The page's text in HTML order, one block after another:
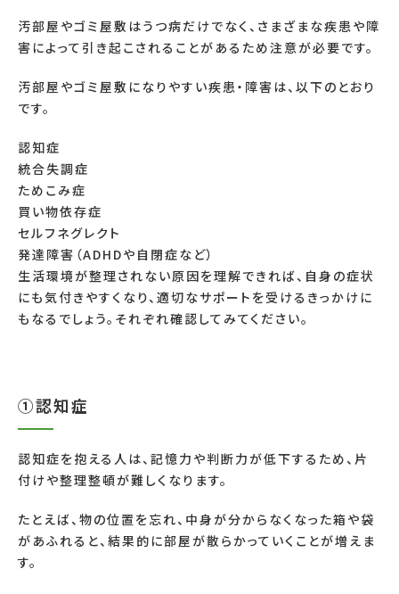
汚部屋やゴミ屋敷はうつ病だけでなく、さまざまな疾患や障
害によって引き起こされることがあるため注意が必要です。
汚部屋やゴミ屋敷になりやすい疾患・障害は、以下のとおり
です。
認知症
統合失調症
ためこみ症
買い物依存症
セルフネグレクト
発達障害（ADHDや自閉症など）
生活環境が整理されない原因を理解できれば、自身の症状
にも気付きやすくなり、適切なサポートを受けるきっかけに
もなるでしょう。それぞれ確認してみてください。
①認知症
認知症を抱える人は、記憶力や判断力が低下するため、片
付けや整理整頓が難しくなります。
たとえば、物の位置を忘れ、中身が分からなくなった箱や袋
があふれると、結果的に部屋が散らかっていくことが増えま
す。